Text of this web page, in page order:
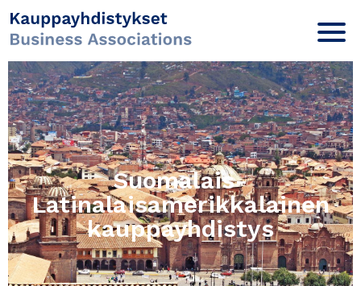
Suomalais-
Latinalaisamerikkalainen
kauppayhdistys